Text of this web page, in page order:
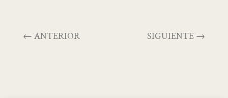
← ANTERIOR SIGUIENTE →